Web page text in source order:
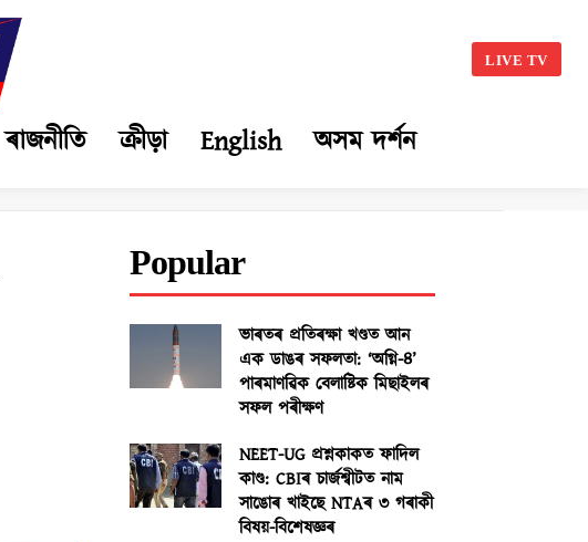
LIVE TV
ৰাজনীতি ক্ৰীড়া English অসম দৰ্শন
Popular
ভাৰতৰ প্ৰতিৰক্ষা খণ্ডত আন
এক ডাঙৰ সফলতা: ‘অগ্নি-৪’
পাৰমাণৱিক বেলাষ্টিক মিছাইলৰ
সফল পৰীক্ষণ
NEET-UG প্ৰশ্নকাকত ফাদিল
কাণ্ড: CBIৰ চাৰ্জশ্বীটত নাম
সাঙোৰ খাইছে NTAৰ ৩ গৰাকী
বিষয়-বিশেষজ্ঞৰ